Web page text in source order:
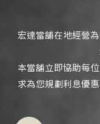
宏達當舖在地經營
本當舖立即協助每
求為您規劃利息優